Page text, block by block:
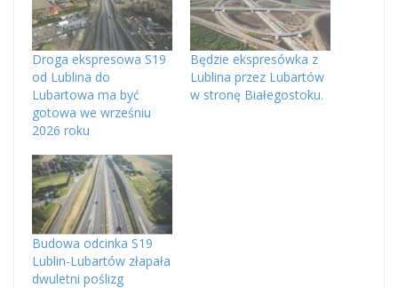
Droga ekspresowa S19
od Lublina do
Lubartowa ma być
gotowa we wrześniu
2026 roku
Będzie ekspresówka z
Lublina przez Lubartów
w stronę Białegostoku.
Budowa odcinka S19
Lublin-Lubartów złapała
dwuletni poślizg